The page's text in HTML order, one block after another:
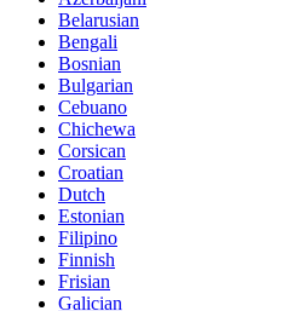
Belarusian
Bengali
Bosnian
Bulgarian
Cebuano
Chichewa
Corsican
Croatian
Dutch
Estonian
Filipino
Finnish
Frisian
Galician